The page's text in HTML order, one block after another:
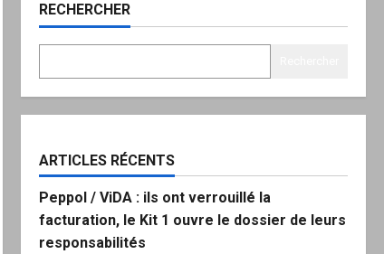
RECHERCHER
ARTICLES RÉCENTS
Peppol / ViDA : ils ont verrouillé la
facturation, le Kit 1 ouvre le dossier de leurs
responsabilités